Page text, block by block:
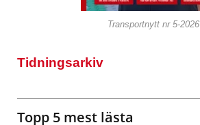
Transportnytt nr 5-2026
Tidningsarkiv
Topp 5 mest lästa